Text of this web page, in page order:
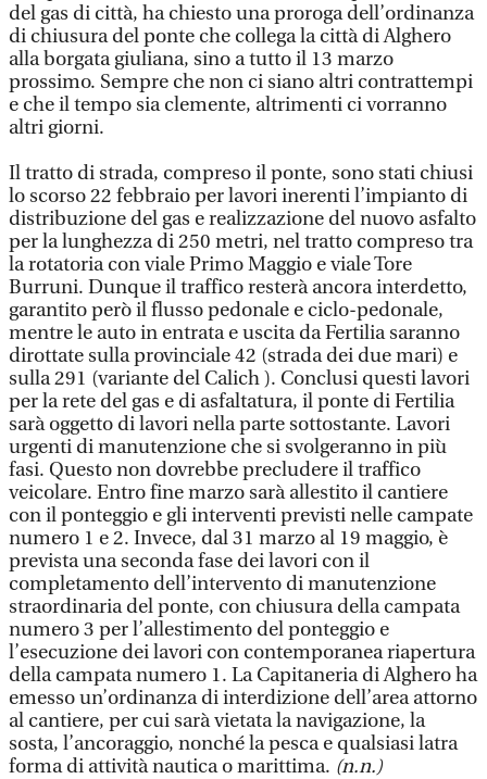
del gas di città, ha chiesto una proroga dell’ordinanza
di chiusura del ponte che collega la città di Alghero
alla borgata giuliana, sino a tutto il 13 marzo
prossimo. Sempre che non ci siano altri contrattempi
e che il tempo sia clemente, altrimenti ci vorranno
altri giorni.
Il tratto di strada, compreso il ponte, sono stati chiusi
lo scorso 22 febbraio per lavori inerenti l’impianto di
distribuzione del gas e realizzazione del nuovo asfalto
per la lunghezza di 250 metri, nel tratto compreso tra
la rotatoria con viale Primo Maggio e viale Tore
Burruni. Dunque il traffico resterà ancora interdetto,
garantito però il flusso pedonale e ciclo-pedonale,
mentre le auto in entrata e uscita da Fertilia saranno
dirottate sulla provinciale 42 (strada dei due mari) e
sulla 291 (variante del Calich ). Conclusi questi lavori
per la rete del gas e di asfaltatura, il ponte di Fertilia
sarà oggetto di lavori nella parte sottostante. Lavori
urgenti di manutenzione che si svolgeranno in più
fasi. Questo non dovrebbe precludere il traffico
veicolare. Entro fine marzo sarà allestito il cantiere
con il ponteggio e gli interventi previsti nelle campate
numero 1 e 2. Invece, dal 31 marzo al 19 maggio, è
prevista una seconda fase dei lavori con il
completamento dell’intervento di manutenzione
straordinaria del ponte, con chiusura della campata
numero 3 per l’allestimento del ponteggio e
l’esecuzione dei lavori con contemporanea riapertura
della campata numero 1. La Capitaneria di Alghero ha
emesso un’ordinanza di interdizione dell’area attorno
al cantiere, per cui sarà vietata la navigazione, la
sosta, l’ancoraggio, nonché la pesca e qualsiasi latra
forma di attività nautica o marittima. (n.n.)